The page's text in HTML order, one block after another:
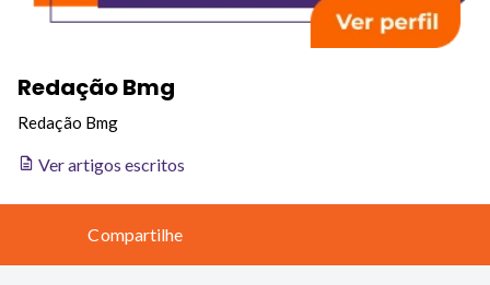
Redação Bmg
Redação Bmg
Ver artigos escritos
Compartilhe